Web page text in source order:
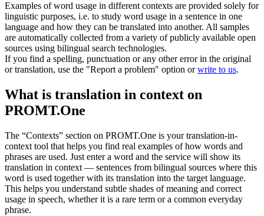
Examples of word usage in different contexts are provided solely for
linguistic purposes, i.e. to study word usage in a sentence in one
language and how they can be translated into another. All samples
are automatically collected from a variety of publicly available open
sources using bilingual search technologies.
If you find a spelling, punctuation or any other error in the original
or translation, use the "Report a problem" option orwrite to us.
What is translation in context on
PROMT.One
The “Contexts” section on PROMT.One is your translation-in-
context tool that helps you find real examples of how words and
phrases are used. Just enter a word and the service will show its
translation in context — sentences from bilingual sources where this
word is used together with its translation into the target language.
This helps you understand subtle shades of meaning and correct
usage in speech, whether it is a rare term or a common everyday
phrase.